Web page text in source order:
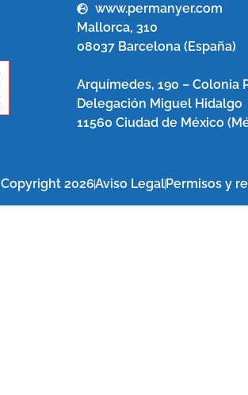
www.permanyer.com
Mallorca, 310
08037 Barcelona (España)
Arquímedes, 190 – Colonia
Delegación Miguel Hidalgo
11560 Ciudad de México
Copyright 2026Aviso LegalPermisos y